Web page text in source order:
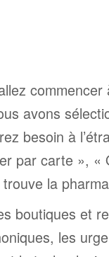
avons
besoin à
par carte », «
la
boutiques et
les